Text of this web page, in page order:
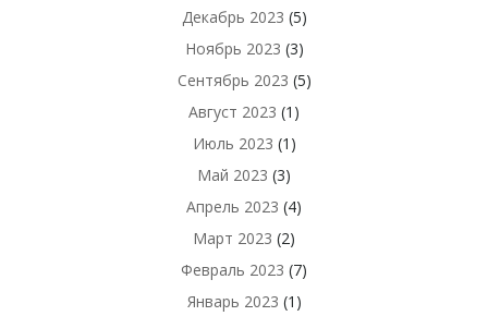
Декабрь 2023 (5)
Ноябрь 2023 (3)
Сентябрь 2023 (5)
Август 2023 (1)
Июль 2023 (1)
Май 2023 (3)
Апрель 2023 (4)
Март 2023 (2)
Февраль 2023 (7)
Январь 2023 (1)